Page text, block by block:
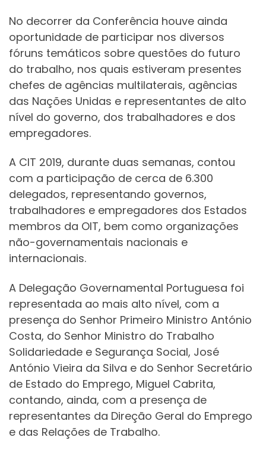
No decorrer da Conferência houve ainda
oportunidade de participar nos diversos
fóruns temáticos sobre questões do futuro
do trabalho, nos quais estiveram presentes
chefes de agências multilaterais, agências
das Nações Unidas e representantes de alto
nível do governo, dos trabalhadores e dos
empregadores.
A CIT 2019, durante duas semanas, contou
com a participação de cerca de 6.300
delegados, representando governos,
trabalhadores e empregadores dos Estados
membros da OIT, bem como organizações
não-governamentais nacionais e
internacionais.
A Delegação Governamental Portuguesa foi
representada ao mais alto nível, com a
presença do Senhor Primeiro Ministro António
Costa, do Senhor Ministro do Trabalho
Solidariedade e Segurança Social, José
António Vieira da Silva e do Senhor Secretário
de Estado do Emprego, Miguel Cabrita,
contando, ainda, com a presença de
representantes da Direção Geral do Emprego
e das Relações de Trabalho.